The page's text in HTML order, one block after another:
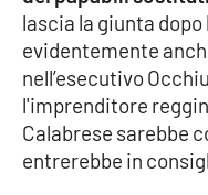
Venti di
STREAMING
LaC TV
lascia la giunta dopo
evidentemente
nell’esecutivo
l'imprenditore
Calabrese sarebbe
entrerebbe in